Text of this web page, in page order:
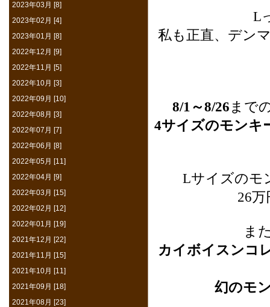
L
私も正直、デン
8/1～8/26 まで
4サイズのモンキ
Lサイズのモ
26
ま
カイボイスンコ
幻のモ
2023年03月 [8]
2023年02月 [4]
2023年01月 [8]
2022年12月 [9]
2022年11月 [5]
2022年10月 [3]
2022年09月 [10]
2022年08月 [3]
2022年07月 [7]
2022年06月 [8]
2022年05月 [11]
2022年04月 [9]
2022年03月 [15]
2022年02月 [12]
2022年01月 [19]
2021年12月 [22]
2021年11月 [15]
2021年10月 [11]
2021年09月 [18]
2021年08月 [23]